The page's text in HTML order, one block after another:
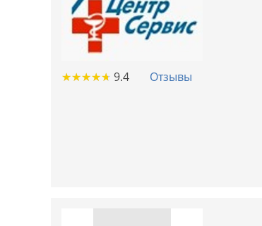
★★★★★
★★★★★ 9.4 Отзывы